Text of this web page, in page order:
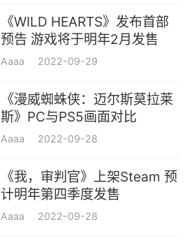
《WILD HEARTS》发布首部
预告 游戏将于明年2月发售
Aaaa 2022-09-29
《漫威蜘蛛侠：迈尔斯莫拉莱
斯》PC与PS5画面对比
Aaaa 2022-09-28
《我，审判官》上架Steam 预
计明年第四季度发售
Aaaa 2022-09-28